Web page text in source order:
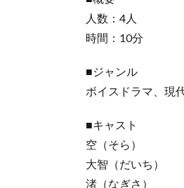
人数：4人
時間：10分
■ジャンル
ボイスドラマ、現
■キャスト
空（そら）
大智（だいち）
渚（なぎさ）